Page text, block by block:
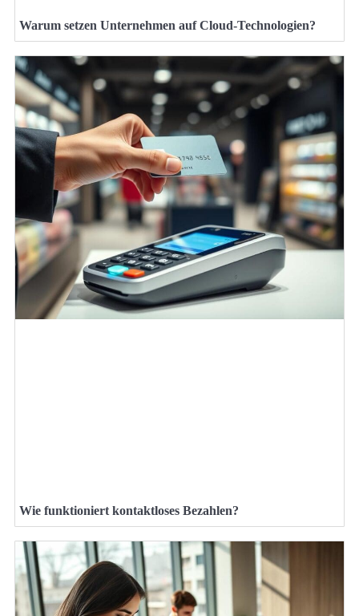
Warum setzen Unternehmen auf Cloud-Technologien?
Wie funktioniert kontaktloses Bezahlen?